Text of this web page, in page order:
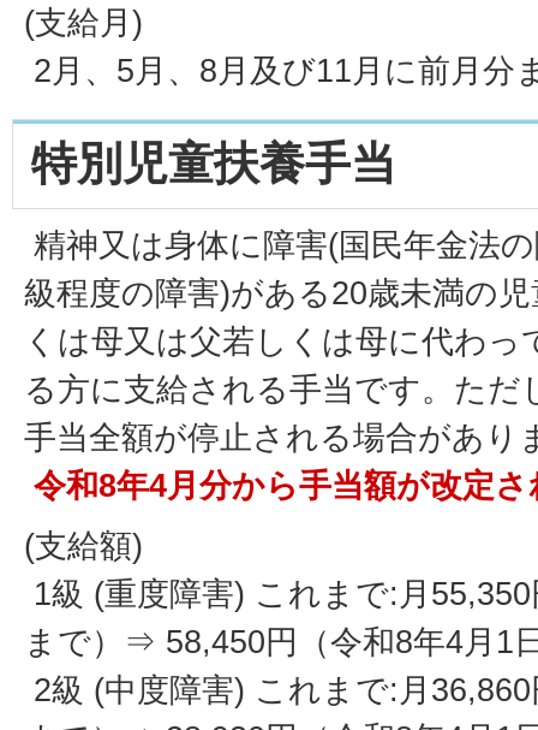
(支給月)
2月、5月、8月及び11月に前月分
特別児童扶養手当
精神又は身体に障害(国民年金法
級程度の障害)がある20歳未満の
くは母又は父若しくは母に代わっ
る方に支給される手当です。ただ
手当全額が停止される場合があり
令和8年4月分から手当額が改定
(支給額)
1級 (重度障害) これまで:月
まで）⇒ 58,450円（令和8年4月1
2級 (中度障害) これまで:月